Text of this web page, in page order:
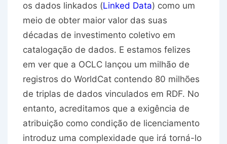
os dados linkados (Linked Data) como um
meio de obter maior valor das suas
décadas de investimento coletivo em
catalogação de dados. E estamos felizes
em ver que a OCLC lançou um milhão de
registros do WorldCat contendo 80 milhões
de triplas de dados vinculados em RDF. No
entanto, acreditamos que a exigência de
atribuição como condição de licenciamento
introduz uma complexidade que irá torná-lo